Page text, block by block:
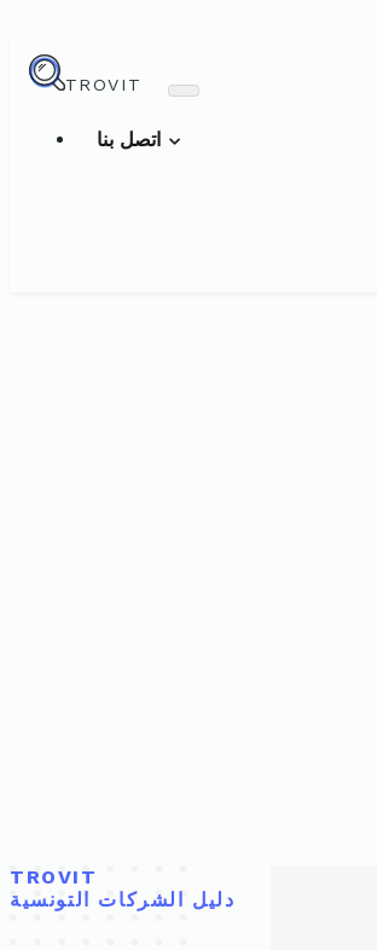
TROVIT
TROVIT
دليل الشركات التونسية